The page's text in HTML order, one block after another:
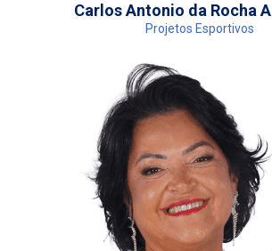
Carlos Antonio da Rocha
Projetos Esportivos